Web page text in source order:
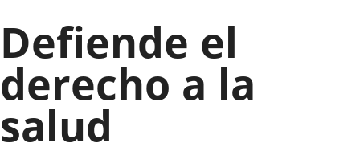
Defiende el
derecho a la
salud